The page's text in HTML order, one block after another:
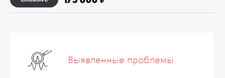
Выявленные проблемы